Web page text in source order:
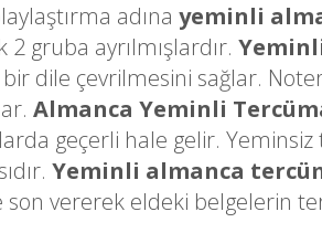
adına yeminli
gruba ayrılmışlardır.
bir dile çevrilmesini sağlar.
Almanca Yeminli
geçerli hale gelir.
Yeminli almanca
son vererek eldeki belgelerin